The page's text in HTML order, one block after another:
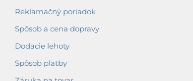
Reklamačný poriadok
Spôsob a cena dopravy
Dodacie lehoty
Spôsob platby